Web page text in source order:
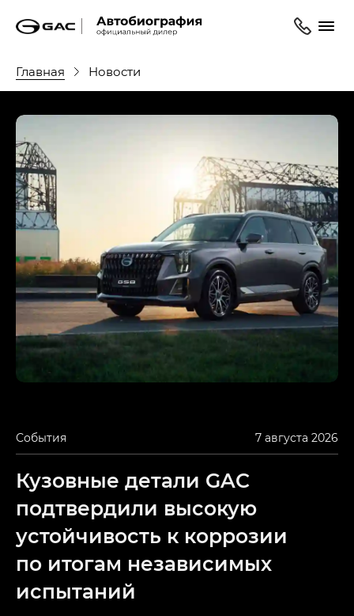
Главная Новости
События 7 августа 2026
Кузовные детали GAC
подтвердили высокую
устойчивость к коррозии
по итогам независимых
испытаний